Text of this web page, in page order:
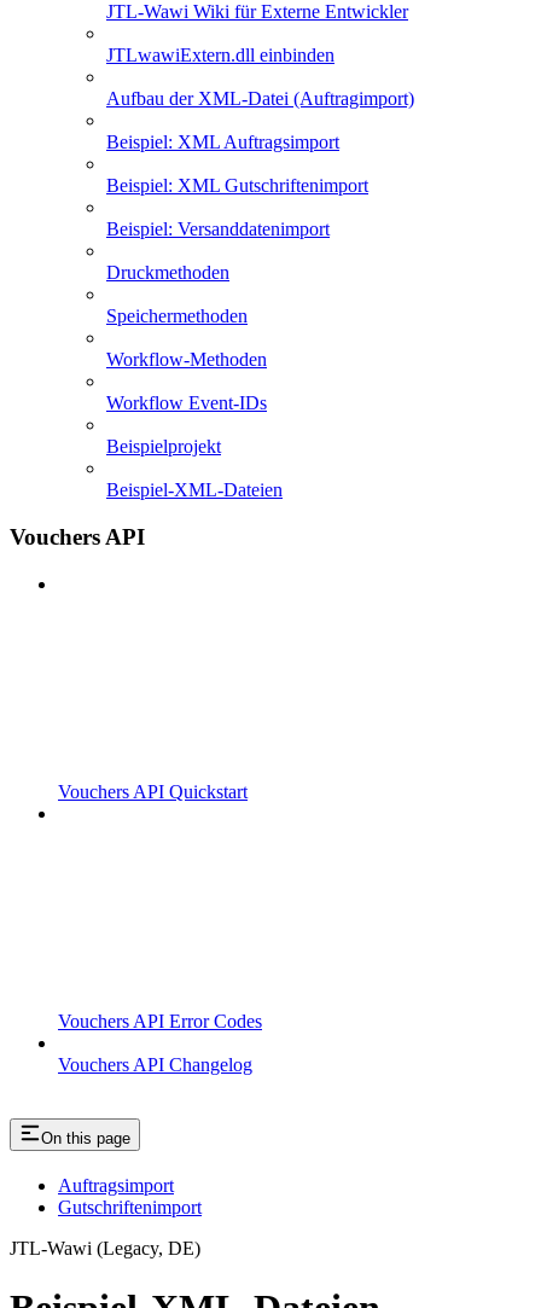
JTL-Wawi Wiki für Externe Entwickler
JTLwawiExtern.dll einbinden
Aufbau der XML-Datei (Auftragimport)
Beispiel: XML Auftragsimport
Beispiel: XML Gutschriftenimport
Beispiel: Versanddatenimport
Druckmethoden
Speichermethoden
Workflow-Methoden
Workflow Event-IDs
Beispielprojekt
Beispiel-XML-Dateien
Vouchers API
Vouchers API Quickstart
Vouchers API Error Codes
Vouchers API Changelog
On this page
Auftragsimport
Gutschriftenimport
JTL-Wawi (Legacy, DE)